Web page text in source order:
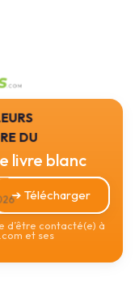
du
livre blanc
➔ Télécharger
d’être contacté(e) à
et ses